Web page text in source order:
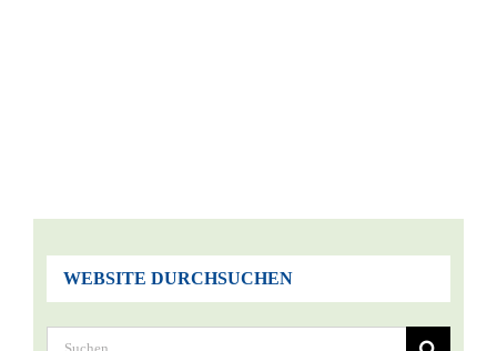
WEBSITE DURCHSUCHEN
Suche